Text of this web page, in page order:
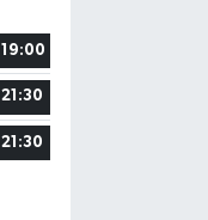
19:00
21:30
21:30